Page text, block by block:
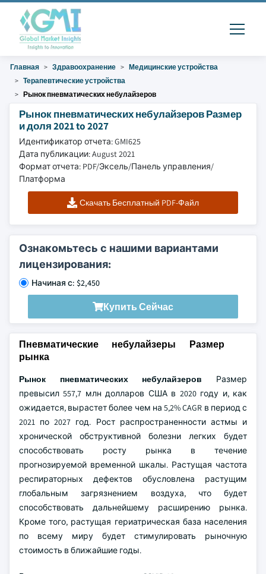
Главная Здравоохранение
Медицинские устройства
Терапевтические устройства
Рынок пневматических небулайзеров
Рынок пневматических небулайзеров Размер
и доля 2021 to 2027
Идентификатор отчета: GMI625
Дата публикации: August 2021
Формат отчета: PDF/Эксель/Панель управления/
Платформа
Скачать Бесплатный PDF-Файл
Ознакомьтесь с нашими вариантами
лицензирования:
Начиная с: $2,450
Купить Сейчас
Пневматические небулайзеры Размер
рынка
Рынок пневматических небулайзеров Размер
превысил 557,7 млн долларов США в 2020 году и, как
ожидается, вырастет более чем на 5,2% CAGR в период с
2021 по 2027 год. Рост распространенности астмы и
хронической обструктивной болезни легких будет
способствовать росту рынка в течение
прогнозируемой временной шкалы. Растущая частота
респираторных дефектов обусловлена растущим
глобальным загрязнением воздуха, что будет
способствовать дальнейшему расширению рынка.
Кроме того, растущая гериатрическая база населения
по всему миру будет стимулировать рыночную
стоимость в ближайшие годы.